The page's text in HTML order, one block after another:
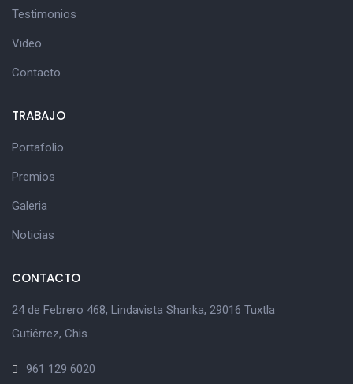
Testimonios
Video
Contacto
TRABAJO
Portafolio
Premios
Galeria
Noticias
CONTACTO
24 de Febrero 468, Lindavista Shanka, 29016 Tuxtla
Gutiérrez, Chis.
961 129 6020